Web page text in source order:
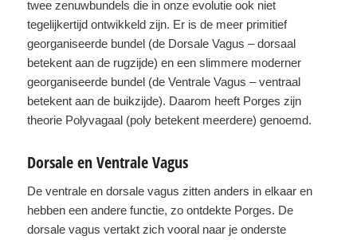
twee zenuwbundels die in onze evolutie ook niet
tegelijkertijd ontwikkeld zijn. Er is de meer primitief
georganiseerde bundel (de Dorsale Vagus – dorsaal
betekent aan de rugzijde) en een slimmere moderner
georganiseerde bundel (de Ventrale Vagus – ventraal
betekent aan de buikzijde). Daarom heeft Porges zijn
theorie Polyvagaal (poly betekent meerdere) genoemd.
Dorsale en Ventrale Vagus
De ventrale en dorsale vagus zitten anders in elkaar en
hebben een andere functie, zo ontdekte Porges. De
dorsale vagus vertakt zich vooral naar je onderste